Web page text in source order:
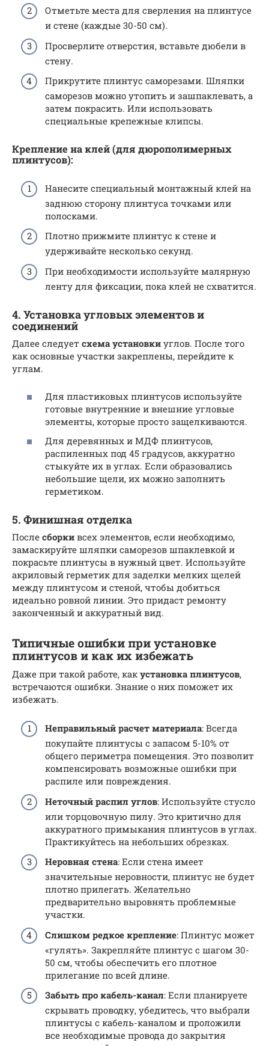
Отметьте места для сверления на плинтусе
и стене (каждые 30-50 см).
Просверлите отверстия, вставьте дюбели в
стену.
Прикрутите плинтус саморезами. Шляпки
саморезов можно утопить и зашпаклевать, а
затем покрасить. Или использовать
специальные крепежные клипсы.
Крепление на клей (для дюрополимерных
плинтусов):
Нанесите специальный монтажный клей на
заднюю сторону плинтуса точками или
полосками.
Плотно прижмите плинтус к стене и
удерживайте несколько секунд.
При необходимости используйте малярную
ленту для фиксации, пока клей не схватится.
4. Установка угловых элементов и
соединений
Далее следует схема установки углов. После того
как основные участки закреплены, перейдите к
углам.
Для пластиковых плинтусов используйте
готовые внутренние и внешние угловые
элементы, которые просто защелкиваются.
Для деревянных и МДФ плинтусов,
распиленных под 45 градусов, аккуратно
стыкуйте их в углах. Если образовались
небольшие щели, их можно заполнить
герметиком.
5. Финишная отделка
После сборки всех элементов, если необходимо,
замаскируйте шляпки саморезов шпаклевкой и
покрасьте плинтусы в нужный цвет. Используйте
акриловый герметик для заделки мелких щелей
между плинтусом и стеной, чтобы добиться
идеально ровной линии. Это придаст ремонту
законченный и аккуратный вид.
Типичные ошибки при установке
плинтусов и как их избежать
Даже при такой работе, как установка плинтусов,
встречаются ошибки. Знание о них поможет их
избежать.
Неправильный расчет материала: Всегда
покупайте плинтусы с запасом 5-10% от
общего периметра помещения. Это позволит
компенсировать возможные ошибки при
распиле или повреждения.
Неточный распил углов: Используйте стусло
или торцовочную пилу. Это критично для
аккуратного примыкания плинтусов в углах.
Практикуйтесь на небольших обрезках.
Неровная стена: Если стена имеет
значительные неровности, плинтус не будет
плотно прилегать. Желательно
предварительно выровнять проблемные
участки.
Слишком редкое крепление: Плинтус может
«гулять». Закрепляйте плинтус с шагом 30-
50 см, чтобы обеспечить его плотное
прилегание по всей длине.
Забыть про кабель-канал: Если планируете
скрывать проводку, убедитесь, что выбрали
плинтусы с кабель-каналом и проложили
все необходимые провода до закрытия